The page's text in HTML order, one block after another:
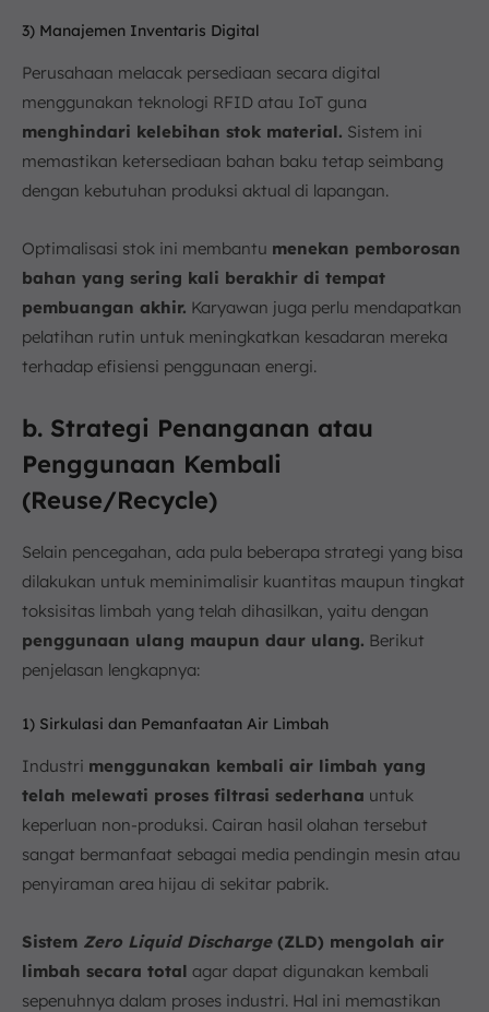
3) Manajemen Inventaris Digital
Perusahaan melacak persediaan secara digital
menggunakan teknologi RFID atau IoT guna
menghindari kelebihan stok material. Sistem ini
memastikan ketersediaan bahan baku tetap seimbang
dengan kebutuhan produksi aktual di lapangan.
Optimalisasi stok ini membantu menekan pemborosan
bahan yang sering kali berakhir di tempat
pembuangan akhir. Karyawan juga perlu mendapatkan
pelatihan rutin untuk meningkatkan kesadaran mereka
terhadap efisiensi penggunaan energi.
b. Strategi Penanganan atau
Penggunaan Kembali
(Reuse/Recycle)
Selain pencegahan, ada pula beberapa strategi yang bisa
dilakukan untuk meminimalisir kuantitas maupun tingkat
toksisitas limbah yang telah dihasilkan, yaitu dengan
penggunaan ulang maupun daur ulang. Berikut
penjelasan lengkapnya:
1) Sirkulasi dan Pemanfaatan Air Limbah
Industri menggunakan kembali air limbah yang
telah melewati proses filtrasi sederhana untuk
keperluan non-produksi. Cairan hasil olahan tersebut
sangat bermanfaat sebagai media pendingin mesin atau
penyiraman area hijau di sekitar pabrik.
Sistem Zero Liquid Discharge(ZLD) mengolah air
limbah secara total agar dapat digunakan kembali
sepenuhnya dalam proses industri. Hal ini memastikan